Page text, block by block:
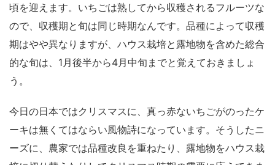
頃を迎えます。いちごは熟してから収穫されるフルーツな
ので、収穫期と旬は同じ時期なんです。品種によって収穫
期はやや異なりますが、ハウス栽培と露地物を含めた総合
的な旬は、1月後半から4月中旬までと覚えておきましょ
う。
今日の日本ではクリスマスに、真っ赤ないちごがのったケ
ーキは無くてはならい風物詩になっています。そうしたニ
ーズに、農家では品種改良を重ねたり、露地物をハウス栽